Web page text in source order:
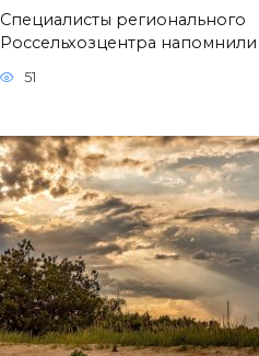
Специалисты регионального
Россельхозцентра напомнили
51